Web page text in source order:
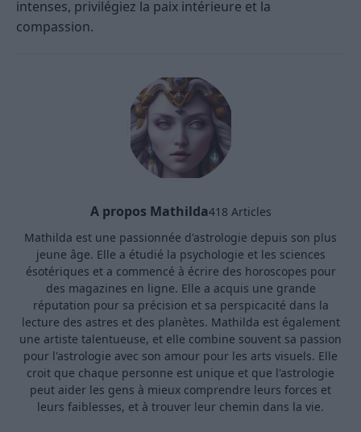
intenses, privilégiez la paix intérieure et la
compassion.
A propos Mathilda418 Articles
Mathilda est une passionnée d'astrologie depuis son plus
jeune âge. Elle a étudié la psychologie et les sciences
ésotériques et a commencé à écrire des horoscopes pour
des magazines en ligne. Elle a acquis une grande
réputation pour sa précision et sa perspicacité dans la
lecture des astres et des planètes. Mathilda est également
une artiste talentueuse, et elle combine souvent sa passion
pour l'astrologie avec son amour pour les arts visuels. Elle
croit que chaque personne est unique et que l'astrologie
peut aider les gens à mieux comprendre leurs forces et
leurs faiblesses, et à trouver leur chemin dans la vie.